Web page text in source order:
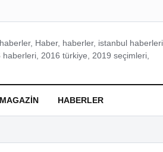
Haber, haberler, istanbul haberleri,
2016 türkiye, 2019 seçimleri,
MAGAZIN HABERLER